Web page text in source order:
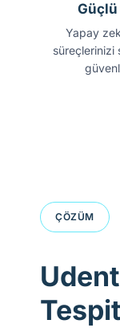
Güçlü
Yapay
süreçlerinizi
ÇÖZÜM